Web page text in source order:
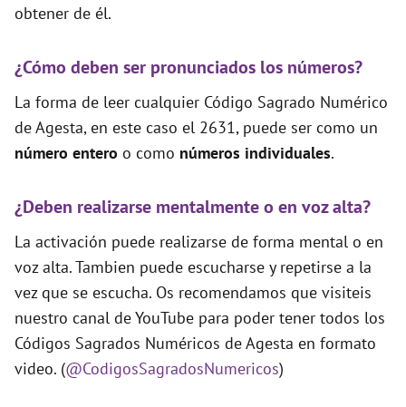
obtener de él.
¿Cómo deben ser pronunciados los números?
La forma de leer cualquier Código Sagrado Numérico
de Agesta, en este caso el 2631, puede ser como un
número entero o como números individuales.
¿Deben realizarse mentalmente o en voz alta?
La activación puede realizarse de forma mental o en
voz alta. Tambien puede escucharse y repetirse a la
vez que se escucha. Os recomendamos que visiteis
nuestro canal de YouTube para poder tener todos los
Códigos Sagrados Numéricos de Agesta en formato
video. (@CodigosSagradosNumericos)